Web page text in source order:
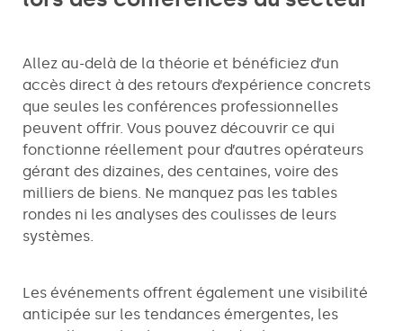
Allez au-delà de la théorie et bénéficiez d’un
accès direct à des retours d’expérience concrets
que seules les conférences professionnelles
peuvent offrir. Vous pouvez découvrir ce qui
fonctionne réellement pour d’autres opérateurs
gérant des dizaines, des centaines, voire des
milliers de biens. Ne manquez pas les tables
rondes ni les analyses des coulisses de leurs
systèmes.
Les événements offrent également une visibilité
anticipée sur les tendances émergentes, les